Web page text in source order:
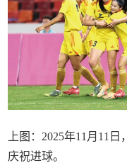
上图：2025年11月11
庆祝进球。